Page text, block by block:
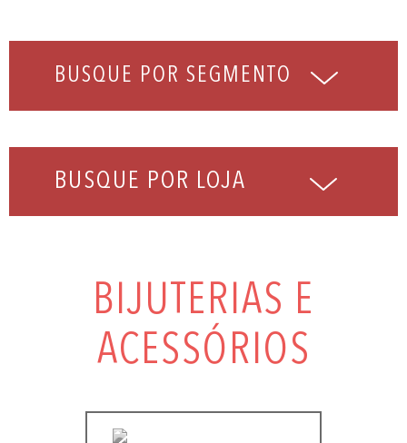
BUSQUE POR LOJA
BIJUTERIAS E
ACESSÓRIOS